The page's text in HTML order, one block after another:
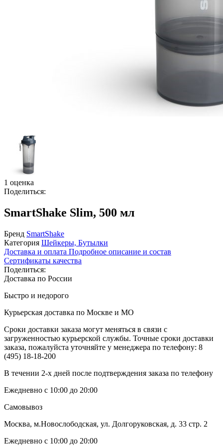
1 оценка
Поделиться:
SmartShake Slim, 500 мл
Бренд SmartShake
Категория Шейкеры, Бутылки
Доставка и оплата Подробное описание и состав
Сертификаты качества
Поделиться:
Доставка по России
Быстро и недорого
Курьерская доставка по Москве и МО
Сроки доставки заказа могут меняться в связи с
загруженностью курьерской службы. Точные сроки доставки
заказа, пожалуйста уточняйте у менеджера по телефону: 8
(495) 18-18-200
В течении 2-х дней после подтверждения заказа по телефону
Ежедневно с 10:00 до 20:00
Самовывоз
Москва, м.Новослободская, ул. Долгоруковская, д. 33 стр. 2
Ежедневно с 10:00 до 20:00